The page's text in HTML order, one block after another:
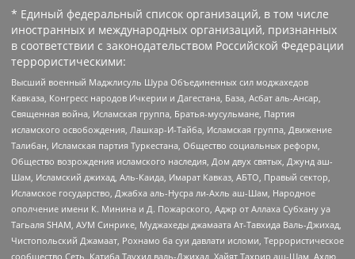
* Единый федеральный список организаций, в том числе
иностранных и международных организаций, признанных
в соответствии с законодательством Российской Федерации
террористическими:
Высший военный Маджлисуль Шура Объединенных сил моджахедов
Кавказа, Конгресс народов Ичкерии и Дагестана, База, Асбат аль-Ансар,
Священная война, Исламская группа, Братья-мусульмане, Партия
исламского освобождения, Лашкар-И-Тайба, Исламская группа, Движение
Талибан, Исламская партия Туркестана, Общество социальных реформ,
Общество возрождения исламского наследия, Дом двух святых, Джунд аш-
Шам, Исламский джихад, Аль-Каида, Имарат Кавказ, АБТО, Правый сектор,
Исламское государство, Джабха аль-Нусра ли-Ахль аш-Шам, Народное
ополчение имени К. Минина и Д. Пожарского, Аджр от Аллаха Субхану уа
Тагьаля SHAM, АУМ Синрике, Муджахеды джамаата Ат-Тавхида Валь-Джихад,
Чистопольский Джамаат, Рохнамо ба суи давлати исломи, Террористическое
сообщество Сеть, Катиба Таухид валь-Джихад, Хайят Тахрир аш-Шам, Ахлю